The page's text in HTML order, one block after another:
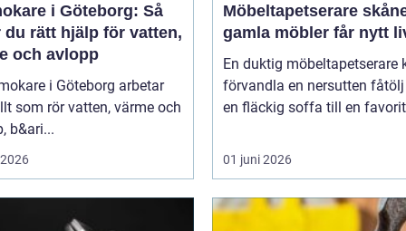
i Göteborg: Så
du rätt hjälp för vatten,
och avlopp
i Göteborg arbetar
som rör vatten, värme och
b&ari...
Möbeltapetserare skåne
gamla möbler får nytt
En duktig möbeltapetserare
förvandla en nersutten fåtölj
en fläckig soffa till en
01 juni 2026